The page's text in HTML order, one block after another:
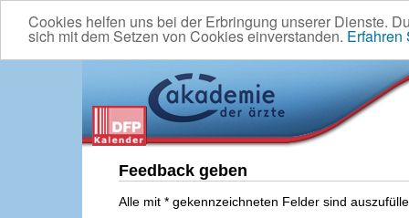
Cookies helfen uns bei der Erbringung unserer Dienste.
sich mit dem Setzen von Cookies einverstanden. Erfahren
Feedback geben
Alle mit * gekennzeichneten Felder sind